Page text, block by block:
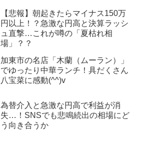
【悲報】朝起きたらマイナス150万
円以上！？急激な円高と決算ラッシ
ュ直撃…これが噂の「夏枯れ相
場」？？
加東市の名店「木蘭（ムーラン）」
でゆったり中華ランチ！具だくさん
八宝菜に感動(^^)v
為替介入と急激な円高で利益が消
失…！SNSでも悲鳴続出の相場にど
う向き合うか